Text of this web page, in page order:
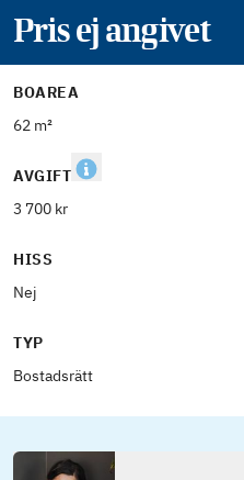
Pris ej angivet
BOAREA
62 m²
AVGIFT
3 700 kr
HISS
Nej
TYP
Bostadsrätt